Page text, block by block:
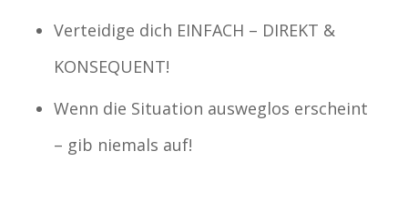
Verteidige dich EINFACH – DIREKT &
KONSEQUENT!
Wenn die Situation ausweglos erscheint
– gib niemals auf!